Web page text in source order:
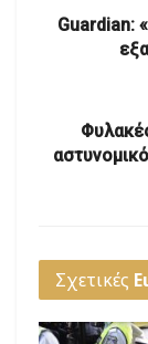
Guardian:
Σχετικές